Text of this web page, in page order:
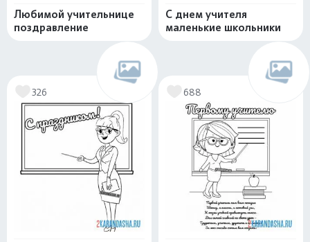
Любимой учительнице
поздравление
С днем учителя
маленькие школьники
326 688